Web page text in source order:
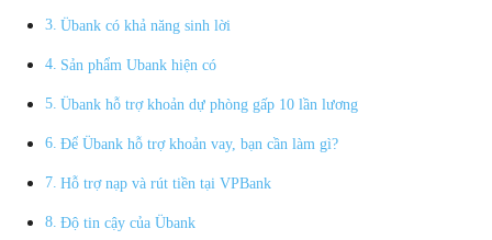
Übank có khả năng sinh lời
Sản phẩm Ubank hiện có
Übank hỗ trợ khoản dự phòng gấp 10 lần lương
Để Übank hỗ trợ khoản vay, bạn cần làm gì?
Hỗ trợ nạp và rút tiền tại VPBank
Độ tin cậy của Übank